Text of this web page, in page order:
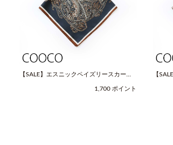
【SALE】エスニックペイズリースカーフ
1,700 ポイント
【